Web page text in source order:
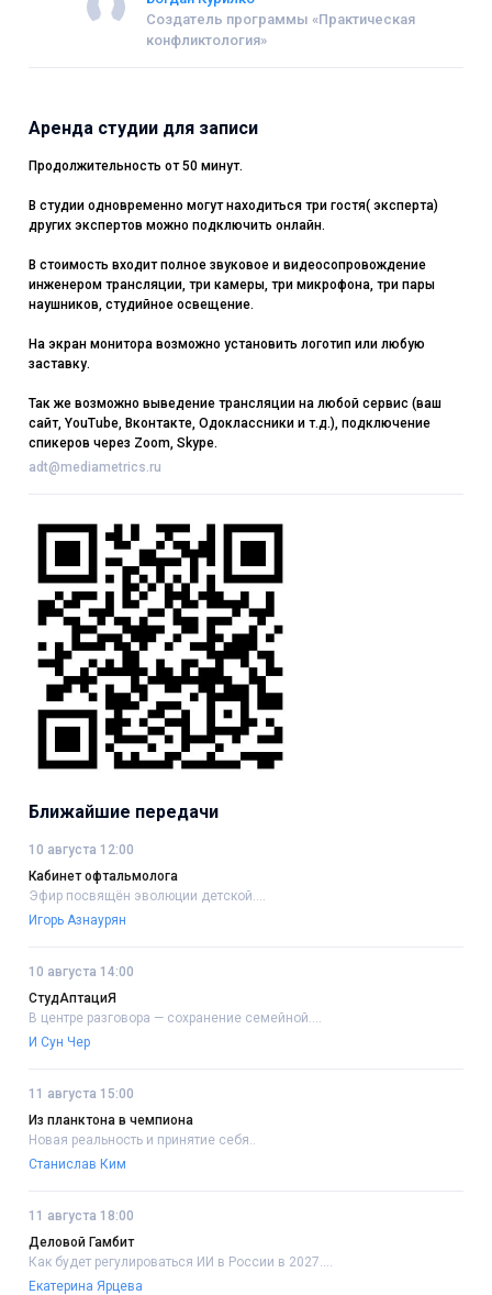
мира, явлений и событий
Создатель программы «Практическая
конфликтология»
Аренда студии для записи
Продолжительность от 50 минут.
В студии одновременно могут находиться три гостя( эксперта)
других экспертов можно подключить онлайн.
В стоимость входит полное звуковое и видеосопровождение
инженером трансляции, три камеры, три микрофона, три пары
наушников, студийное освещение.
На экран монитора возможно установить логотип или любую
заставку.
Так же возможно выведение трансляции на любой сервис (ваш
сайт, YouTube, Вконтакте, Одоклассники и т.д.), подключение
спикеров через Zoom, Skype.
adt@mediametrics.ru
Ближайшие передачи
10 августа 12:00
Кабинет офтальмолога
Эфир посвящён эволюции детской....
Игорь Азнаурян
10 августа 14:00
СтудАптациЯ
В центре разговора — сохранение семейной....
И Сун Чер
11 августа 15:00
Из планктона в чемпиона
Новая реальность и принятие себя..
Станислав Ким
11 августа 18:00
Деловой Гамбит
Как будет регулироваться ИИ в России в 2027....
Екатерина Ярцева